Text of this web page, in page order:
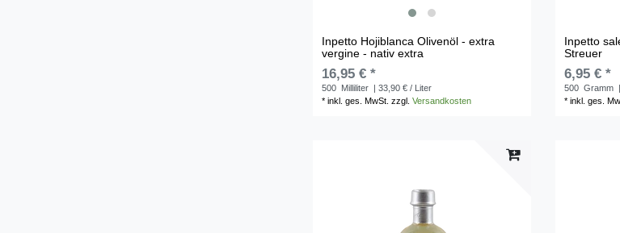
Inpetto Hojiblanca Olivenöl - extra
vergine - nativ extra
16,95 € *
500 Milliliter | 33,90 € / Liter
*inkl. ges. MwSt. zzgl.Versandkosten
Inpetto
Streuer
6,95 € *
500 Gramm
*inkl. ges.